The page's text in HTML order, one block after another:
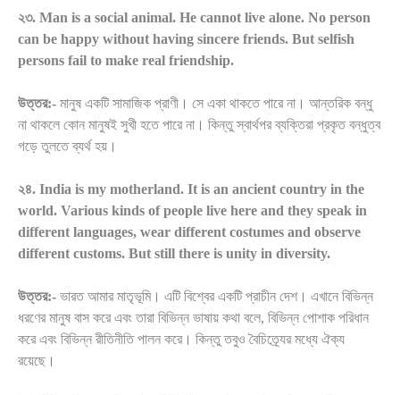
২৩. Man is a social animal. He cannot live alone. No person
can be happy without having sincere friends. But selfish
persons fail to make real friendship.
উত্তর:- মানুষ একটি সামাজিক প্রাণী। সে একা থাকতে পারে না। আন্তরিক বন্ধু
না থাকলে কোন মানুষই সুখী হতে পারে না। কিন্তু স্বার্থপর ব্যক্তিরা প্রকৃত বন্ধুত্ব
গড়ে তুলতে ব্যর্থ হয়।
২৪. India is my motherland. It is an ancient country in the
world. Various kinds of people live here and they speak in
different languages, wear different costumes and observe
different customs. But still there is unity in diversity.
উত্তর:- ভারত আমার মাতৃভূমি। এটি বিশ্বের একটি প্রাচীন দেশ। এখানে বিভিন্ন
ধরণের মানুষ বাস করে এবং তারা বিভিন্ন ভাষায় কথা বলে, বিভিন্ন পোশাক পরিধান
করে এবং বিভিন্ন রীতিনীতি পালন করে। কিন্তু তবুও বৈচিত্র্যের মধ্যে ঐক্য
রয়েছে।